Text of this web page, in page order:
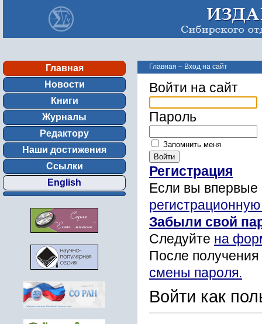
Главная
Новости
Книги
Журналы
Редактору
Наши достижения
Ссылки
English
Главная – Вход на сайт
Войти на сайт
Пароль
Запомнить меня
Регистрация
Если вы впервые
Забыли свой
Следуйте на
После
смены пароля.
Войти как